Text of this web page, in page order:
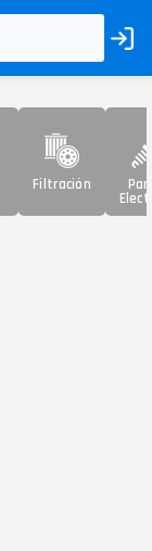
Filtración